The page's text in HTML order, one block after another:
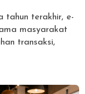
masyarakat
transaksi,